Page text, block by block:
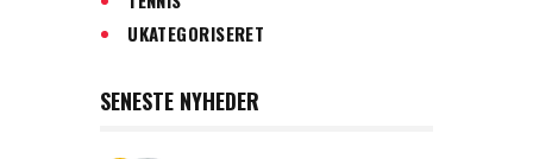
UKATEGORISERET
SENESTE NYHEDER